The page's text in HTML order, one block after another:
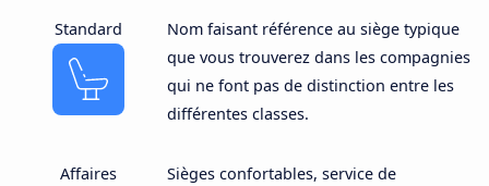
Standard
Nom faisant référence au siège typique
que vous trouverez dans les compagnies
qui ne font pas de distinction entre les
différentes classes.
Affaires
Sièges confortables, service de